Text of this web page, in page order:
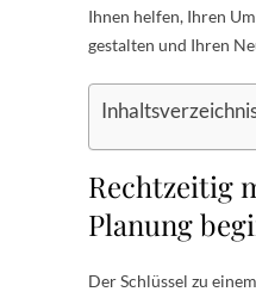
Ihnen helfen, Ihren
gestalten und Ihren
Rechtzeitig
Planung
Der Schlüssel zu